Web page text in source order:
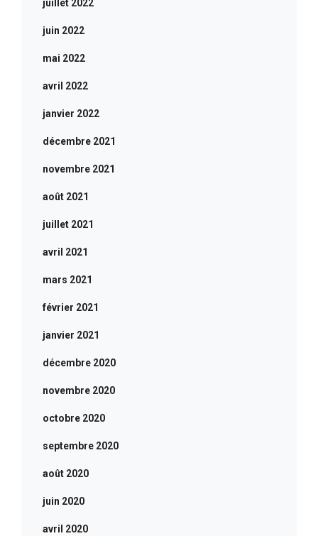
juillet 2022
juin 2022
mai 2022
avril 2022
janvier 2022
décembre 2021
novembre 2021
août 2021
juillet 2021
avril 2021
mars 2021
février 2021
janvier 2021
décembre 2020
novembre 2020
octobre 2020
septembre 2020
août 2020
juin 2020
avril 2020